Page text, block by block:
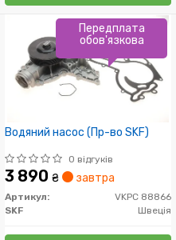
Водяний насос (Пр-во SKF)
0 відгуків
3 890 ₴ завтра
Артикул:
VKPC 88866
SKF
Швеція
Передплата
обов'язкова